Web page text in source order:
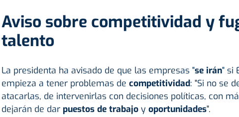
Aviso sobre competitividad y
talento
La presidenta ha avisado de que las empresas "se irán" si
empieza a tener problemas de competitividad: "Si no se
atacarlas, de intervenirlas con decisiones políticas, con
dejarán de dar puestos de trabajoy oportunidades".